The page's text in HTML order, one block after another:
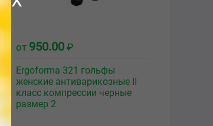
от 950.00 ₽
Ergoforma 321 гольфы
женские антиварикозные II
класс компрессии черные
размер 2